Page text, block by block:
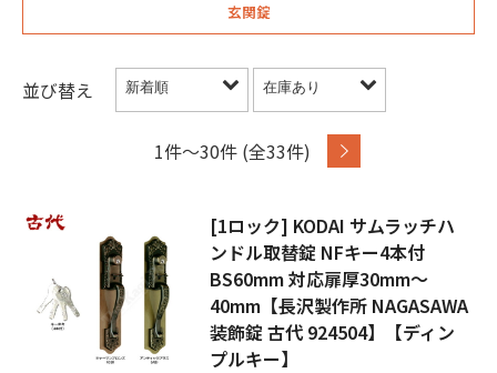
玄関錠
並び替え
1件〜30件 (全33件)
[1ロック] KODAI サムラッチハ
ンドル取替錠 NFキー4本付
BS60mm 対応扉厚30mm〜
40mm【長沢製作所 NAGASAWA
装飾錠 古代 924504】【ディン
プルキー】